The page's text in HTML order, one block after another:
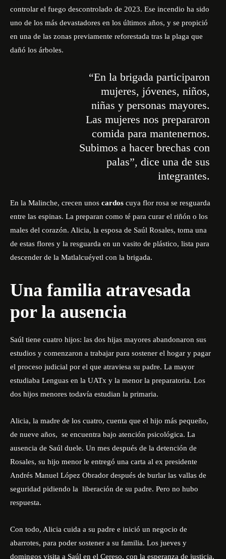
controlar el fuego descontrolado de 2023. Ese incendio ha sido
uno de los más devastadores en los últimos años, y se propició
en una de las zonas previamente reforestada tras la plaga que
dañó los árboles.
“En la brigada participaron
mujeres, jóvenes, niños,
niñas y personas mayores.
Las mujeres nos prepararon
comida para mantenernos.
Subimos a hacer brechas con
palas”, dice una de sus
integrantes.
En la Malinche, crecen unos cardos cuya flor rosa se resguarda
entre las espinas. La preparan como té para curar el riñón o los
males del corazón. Alicia, la esposa de Saúl Rosales, toma una
de estas flores y la resguarda en un vasito de plástico, lista para
descender de la Matlalcuéyetl con la brigada.
Una familia atravesada
por la ausencia
Saúl tiene cuatro hijos: las dos hijas mayores abandonaron sus
estudios y comenzaron a trabajar para sostener el hogar y pagar
el proceso judicial por el que atraviesa su padre. La mayor
estudiaba Lenguas en la UATx y la menor la preparatoria. Los
dos hijos menores todavía estudian la primaria.
Alicia, la madre de los cuatro, cuenta que el hijo más pequeño,
de nueve años, se encuentra bajo atención psicológica. La
ausencia de Saúl duele. Un mes después de la detención de
Rosales, su hijo menor le entregó una carta al ex presidente
Andrés Manuel López Obrador después de burlar las vallas de
seguridad pidiendo la liberación de su padre. Pero no hubo
respuesta.
Con todo, Alicia cuida a su padre e inició un negocio de
abarrotes, para poder sostener a su familia. Los jueves y
domingos visita a Saúl en el Cereso, con la esperanza de justicia.